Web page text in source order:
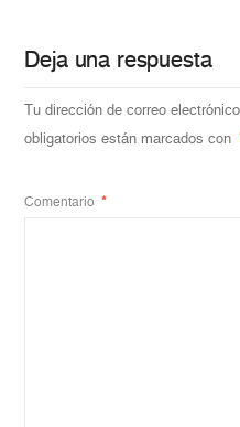
Deja una respuesta
Tu dirección de correo
obligatorios están marcados con
Comentario *